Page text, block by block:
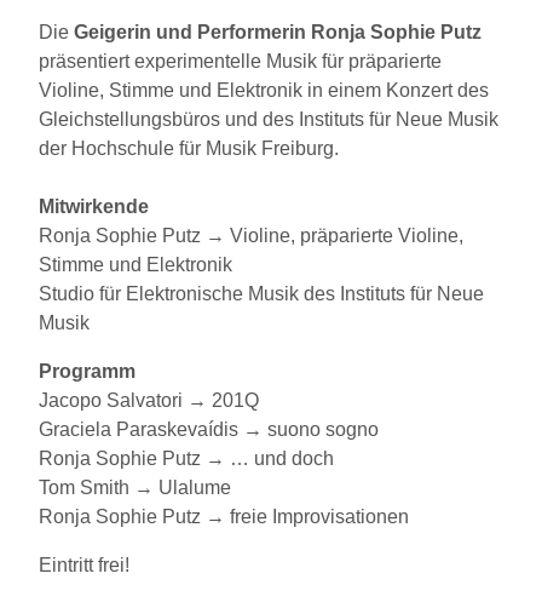
Die Geigerin und Performerin Ronja Sophie Putz
präsentiert experimentelle Musik für präparierte
Violine, Stimme und Elektronik in einem Konzert des
Gleichstellungsbüros und des Instituts für Neue Musik
der Hochschule für Musik Freiburg.
Mitwirkende
Ronja Sophie Putz → Violine, präparierte Violine,
Stimme und Elektronik
Studio für Elektronische Musik des Instituts für Neue
Musik
Programm
Jacopo Salvatori → 201Q
Graciela Paraskevaídis → suono sogno
Ronja Sophie Putz → … und doch
Tom Smith → Ulalume
Ronja Sophie Putz → freie Improvisationen
Eintritt frei!